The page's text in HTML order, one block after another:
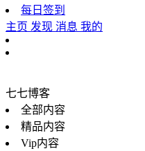
每日签到
主页 发现 消息 我的
七七博客
全部内容
精品内容
Vip内容